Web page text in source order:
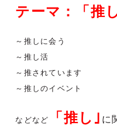
テーマ：「推し
～推しに会う
～推し活
～推されています
～推しのイベント
などなど 「推し ｣ に